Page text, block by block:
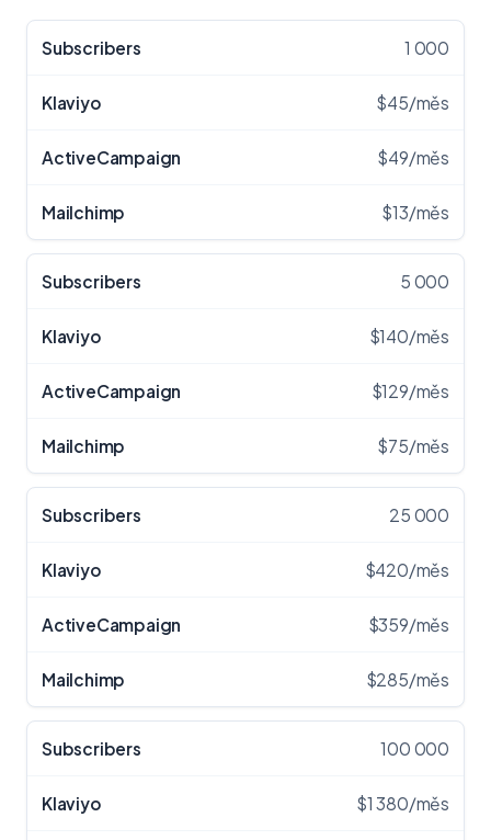
1 000
$45/měs
$49/měs
$13/měs
5 000
$140/měs
$129/měs
$75/měs
25 000
$420/měs
$359/měs
$285/měs
100 000
$1 380/měs